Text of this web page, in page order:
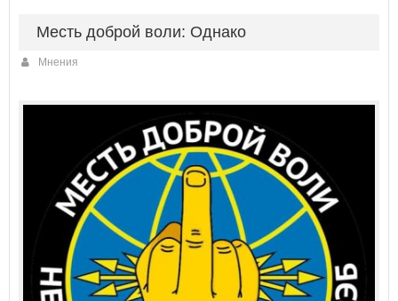
Месть доброй воли: Однако
Мнения